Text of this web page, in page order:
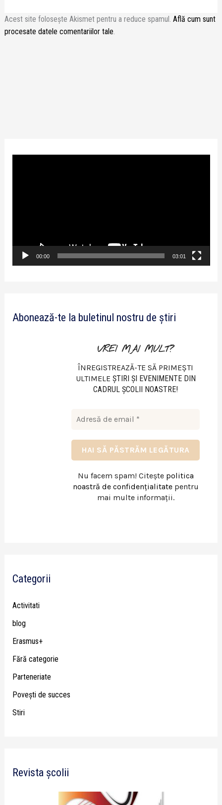
Acest site folosește Akismet pentru a reduce spamul. Află cum sunt
procesate datele comentariilor tale
o
00:00 03:01
Abonează-te la buletinul nostru de știri
VREI MAI MULT?
ÎNREGISTREAZĂ-TE SĂ PRIMEȘTI
ULTIMELE ŞTIRI ŞI EVENIMENTE DIN
CADRUL ŞCOLII NOASTRE!
Nu facem spam! Citește politica
noastră de confidențialitatepentru
mai multe informații.
Categorii
Activitati
blog
Erasmus+
Fără categorie
Parteneriate
Poveşti de succes
Stiri
Revista școlii